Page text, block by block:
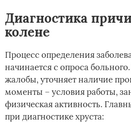
Диагностика
колене
Процесс определения
начинается с опроса
жалобы, уточняет наличие
моменты – условия работы,
физическая активность.
при диагностике хруста: